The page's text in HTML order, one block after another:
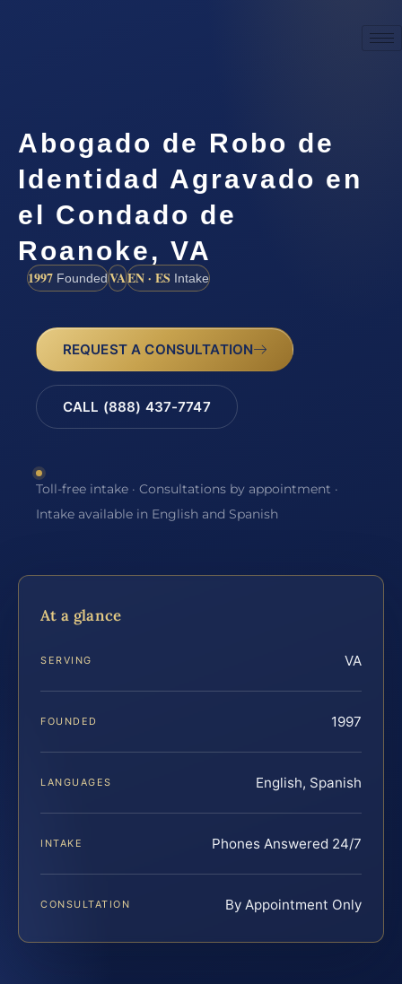
Abogado de Robo de
Identidad Agravado en
el Condado de
Roanoke, VA
1997 FoundedVAEN · ES Intake
REQUEST A CONSULTATION
CALL (888) 437-7747
Toll-free intake · Consultations by appointment ·
Intake available in English and Spanish
At a glance
SERVING VA
FOUNDED 1997
LANGUAGES English, Spanish
INTAKE Phones Answered 24/7
CONSULTATION By Appointment Only